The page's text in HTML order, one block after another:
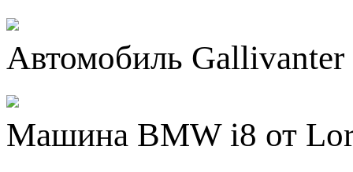
Автомобиль
Машина BMW i8 от